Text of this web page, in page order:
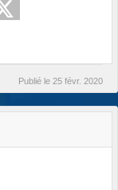
Publié le 25 févr. 2020